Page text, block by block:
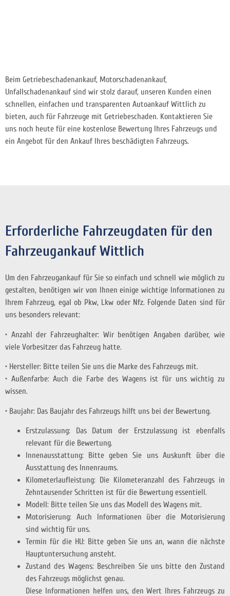
Beim Getriebeschadenankauf, Motorschadenankauf,
Unfallschadenankauf sind wir stolz darauf, unseren Kunden einen
schnellen, einfachen und transparenten Autoankauf Wittlich zu
bieten, auch für Fahrzeuge mit Getriebeschaden. Kontaktieren Sie
uns noch heute für eine kostenlose Bewertung Ihres Fahrzeugs und
ein Angebot für den Ankauf Ihres beschädigten Fahrzeugs.
Erforderliche Fahrzeugdaten für den
Fahrzeugankauf Wittlich
Um den Fahrzeugankauf für Sie so einfach und schnell wie möglich zu
gestalten, benötigen wir von Ihnen einige wichtige Informationen zu
Ihrem Fahrzeug, egal ob Pkw, Lkw oder Nfz. Folgende Daten sind für
uns besonders relevant:
• Anzahl der Fahrzeughalter: Wir benötigen Angaben darüber, wie
viele Vorbesitzer das Fahrzeug hatte.
• Hersteller: Bitte teilen Sie uns die Marke des Fahrzeugs mit.
• Außenfarbe: Auch die Farbe des Wagens ist für uns wichtig zu
wissen.
• Baujahr: Das Baujahr des Fahrzeugs hilft uns bei der Bewertung.
Erstzulassung: Das Datum der Erstzulassung ist ebenfalls
relevant für die Bewertung.
Innenausstattung: Bitte geben Sie uns Auskunft über die
Ausstattung des Innenraums.
Kilometerlaufleistung: Die Kilometeranzahl des Fahrzeugs in
Zehntausender Schritten ist für die Bewertung essentiell.
Modell: Bitte teilen Sie uns das Modell des Wagens mit.
Motorisierung: Auch Informationen über die Motorisierung
sind wichtig für uns.
Termin für die HU: Bitte geben Sie uns an, wann die nächste
Hauptuntersuchung ansteht.
Zustand des Wagens: Beschreiben Sie uns bitte den Zustand
des Fahrzeugs möglichst genau.
Diese Informationen helfen uns, den Wert Ihres Fahrzeugs zu